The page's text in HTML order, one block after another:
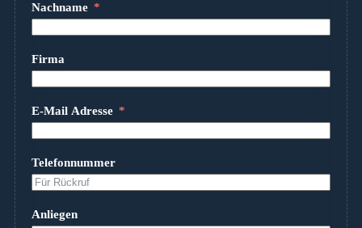
Nachname
Firma
E-Mail Adresse
Telefonnummer
Anliegen